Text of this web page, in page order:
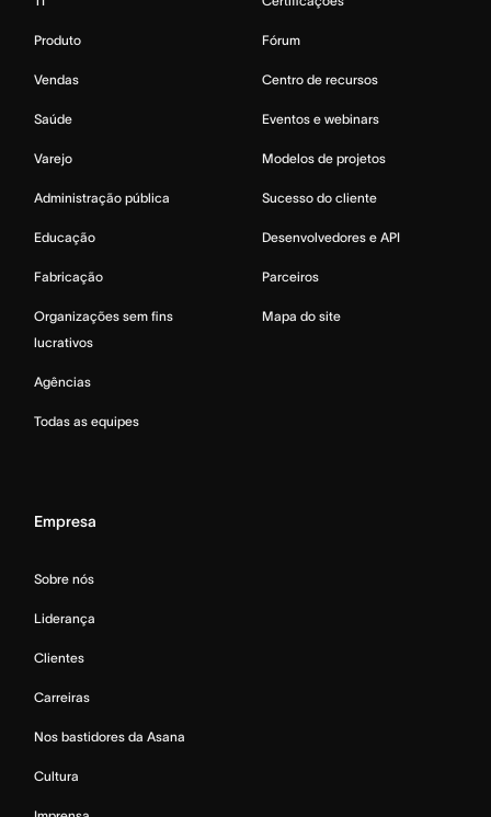
Produto
Vendas
Saúde
Varejo
Administração pública
Educação
Fabricação
Organizações sem fins
lucrativos
Agências
Todas as equipes
Fórum
Centro de recursos
Eventos e webinars
Modelos de projetos
Sucesso do cliente
Desenvolvedores e API
Parceiros
Mapa do site
Empresa
Sobre nós
Liderança
Clientes
Carreiras
Nos bastidores da Asana
Cultura